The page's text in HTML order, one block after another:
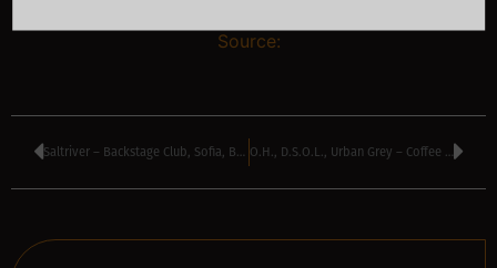
Source:
Saltriver – Backstage Club, Sofia, Bulgaria O.H., D.S.O.L., Urban Grey – Coffee Theater, Sevlievo, Bulgaria